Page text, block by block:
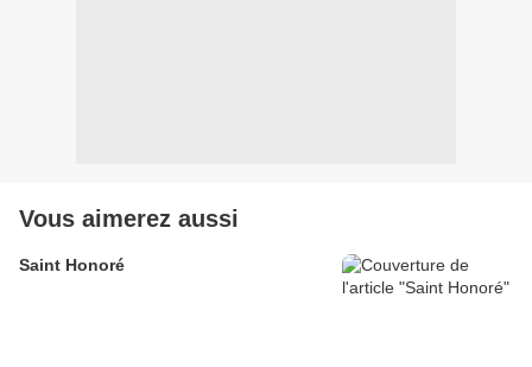
Vous aimerez aussi
Saint Honoré